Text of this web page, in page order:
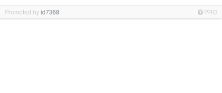
Promoted byid7368 PRO